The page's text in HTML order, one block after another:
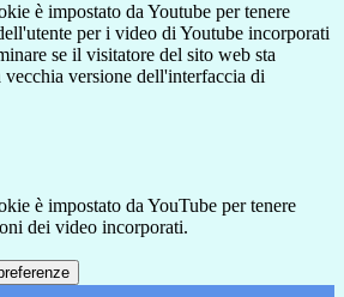
è impostato da Youtube per tenere
per i video di Youtube incorporati
se il visitatore del sito web sta
versione dell'interfaccia di
è impostato da YouTube per tenere
dei video incorporati.